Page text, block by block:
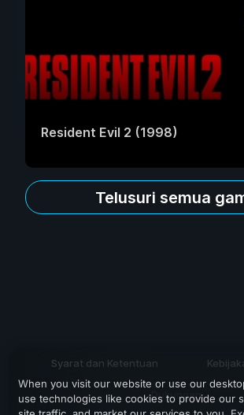
Resident Evil 2 (1998)
Telusuri semua
Syarat dan Ketentuan
Dukungan
When you visit our website or use our
use technologies like cookies to provide our